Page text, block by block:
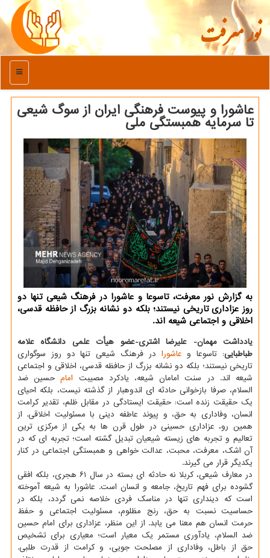
نور معرفت
منو
عاشورا و پیوست فرهنگی ایران از سوگ شیعی
تا سرمایه همبستگی ملی
به گزارش نور معرفت، تاسوعا و عاشورا در فرهنگ شیعی تنها دو
روز عزاداری تاریخی نیستند؛ بلکه دو نشانه بزرگ از حافظه قدسی،
اخلاقی و اجتماعی شیعه اند.
یادداشت مهمان- علیرضا اشتری-عضو هیأت علمی دانشگاه علامه
طباطبایی: تاسوعا و عاشورا در فرهنگ شیعی تنها دو روز سوگواری
تاریخی نیستند؛ بلکه دو نشانه بزرگ از حافظه قدسی، اخلاقی و اجتماعی
شیعه اند. در سنت امامان شیعه، یادکرد مصیبت امامحسین ضد
السلام، صرفا بازخوانی حادثه ای اندوهبار از گذشته نیست، بلکه احیای
یک حقیقت زنده است: حقیقت ایستادگی در مقابل ظلم، تقدیر کرامت
انسان، وفاداری به حق، و پیوند عاطفه دینی با مسئولیت اخلاقی. از
همین رو، عزاداری حسینی در طول قرن ها به یکی از مرکزی ترین
تعالیم و تجربه های زیسته شیعیان تبدیل گشته است؛ تجربه ای که در
آن اشک، معرفت، محبت، عدالت خواهی و همبستگی اجتماعی در کنار
یکدیگر قرار می گیرند.
در معارف شیعی، کربلا نه حادثه ای بسته در سال ۶۱ هجری، بلکه افقی
گشوده برای فهم تاریخ، جامعه و انسان است. عاشورا به شیعه آموخته
است که دینداری تنها در مناسک فردی خلاصه نمی گردد، بلکه در
حساسیت نسبت به حق، رنج مظلوم، مسئولیت اجتماعی و حفظ
حرمت انسان هم معنا می یابد. از این منظر، عزاداری برای امام حسین
ضد السلام، یادآوری مستمر یک معیار است؛ معیاری برای تشخیص
حق از باطل، وفاداری از مصلحت جویی، و کرامت از قدرت طلبی.